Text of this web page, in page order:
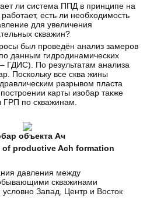
ли система ППД в принципе на
есть ли необходимость
для увеличения
скважин?
был проведён анализ замеров
данным гидродинамических
ГДИС). По результатам анализа
Поскольку все сква жины
разрывом пласта
карты изобар также
по скважинам.
объекта Ач
of productive Ach formation
давления между
скважинами
Запад, Центр и Восток